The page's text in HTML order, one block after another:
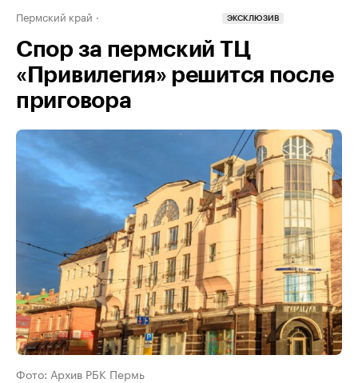
Пермский край ЭКСКЛЮЗИВ
Спор за пермский ТЦ
«Привилегия» решится после
приговора
Фото: Архив РБК Пермь